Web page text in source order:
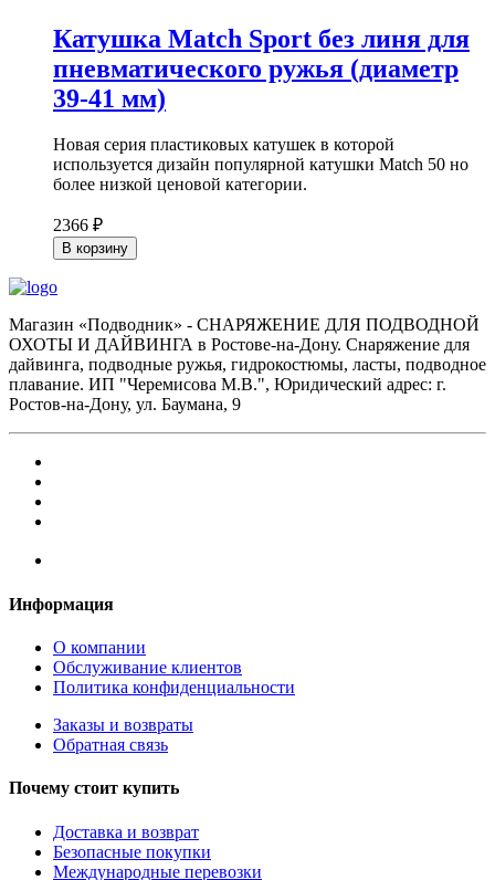
Катушка Match Sport без линя для
пневматического ружья (диаметр
39-41 мм)
Новая серия пластиковых катушек в которой
используется дизайн популярной катушки Match 50 но
более низкой ценовой категории.
2366 ₽
В корзину
Магазин «Подводник» - СНАРЯЖЕНИЕ ДЛЯ ПОДВОДНОЙ
ОХОТЫ И ДАЙВИНГА в Ростове-на-Дону. Снаряжение для
дайвинга, подводные ружья, гидрокостюмы, ласты, подводное
плавание. ИП "Черемисова М.В.", Юридический адрес: г.
Ростов-на-Дону, ул. Баумана, 9
Информация
О компании
Обслуживание клиентов
Политика конфиденциальности
Заказы и возвраты
Обратная связь
Почему стоит купить
Доставка и возврат
Безопасные покупки
Международные перевозки